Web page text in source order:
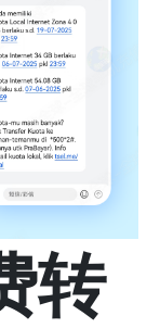
转